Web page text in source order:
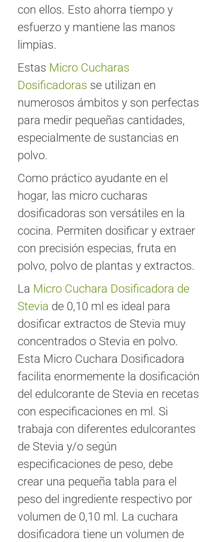
con ellos. Esto ahorra tiempo y
esfuerzo y mantiene las manos
limpias.
Estas Micro Cucharas
Dosificadoras se utilizan en
numerosos ámbitos y son perfectas
para medir pequeñas cantidades,
especialmente de sustancias en
polvo.
Como práctico ayudante en el
hogar, las micro cucharas
dosificadoras son versátiles en la
cocina. Permiten dosificar y extraer
con precisión especias, fruta en
polvo, polvo de plantas y extractos.
La Micro Cuchara Dosificadora de
Stevia de 0,10 ml es ideal para
dosificar extractos de Stevia muy
concentrados o Stevia en polvo.
Esta Micro Cuchara Dosificadora
facilita enormemente la dosificación
del edulcorante de Stevia en recetas
con especificaciones en ml. Si
trabaja con diferentes edulcorantes
de Stevia y/o según
especificaciones de peso, debe
crear una pequeña tabla para el
peso del ingrediente respectivo por
volumen de 0,10 ml. La cuchara
dosificadora tiene un volumen de